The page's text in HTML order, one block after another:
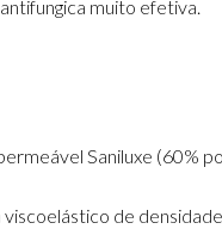
muito efetiva.
Saniluxe (60%
de